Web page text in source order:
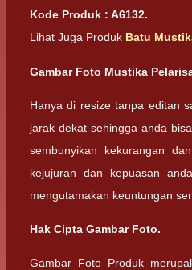
Kode Produk : A6132.
Lihat Juga Produk Batu
Gambar Foto Mustika
Hanya di resize tanpa editan
jarak dekat sehingga anda
sembunyikan kekurangan
kejujuran dan kepuasan
mengutamakan keuntungan
Hak Cipta Gambar Foto.
Gambar Foto Produk